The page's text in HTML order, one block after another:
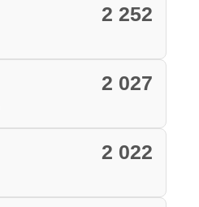
2 252
2 027
2 022